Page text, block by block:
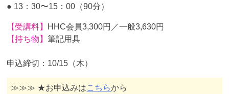
● 13：30〜15：00（90分）
【受講料】 HHC会員3,300円／一般3,630円
【持ち物】筆記用具
申込締切：10/15（木）
≫≫≫ ★お申込みはこちらから